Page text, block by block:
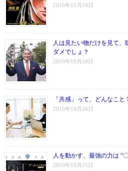
2019年11月10日
人は見たい物だけを見て
ダメでしょ？
2019年10月28日
「共感」って、どんなこと
2019年10月26日
人を動かす、最強の力は “
2019年10月25日